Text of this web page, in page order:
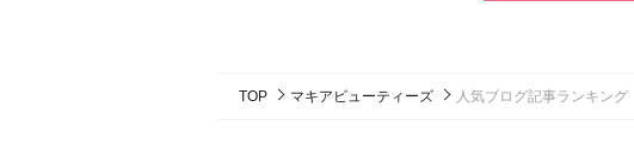
TOP マキアビューティーズ 人気ブログ記事ランキング